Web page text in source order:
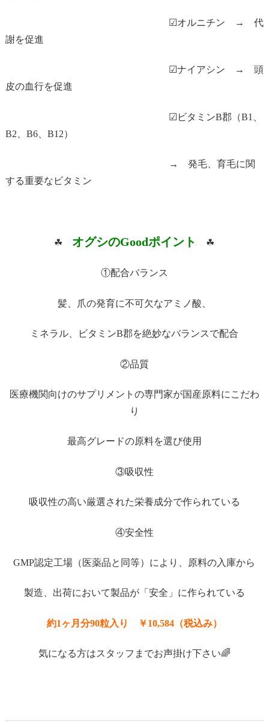
☑オルニチン → 代
謝を促進
☑ナイアシン → 頭
皮の血行を促進
☑ビタミンB郡（B1、
B2、B6、B12）
→ 発毛、育毛に関
する重要なビタミン
☘ オグシのGoodポイント ☘
①配合バランス
髪、爪の発育に不可欠なアミノ酸、
ミネラル、ビタミンB郡を絶妙なバランスで配合
②品質
医療機関向けのサプリメントの専門家が国産原料にこだわ
り
最高グレードの原料を選び使用
③吸収性
吸収性の高い厳選された栄養成分で作られている
④安全性
GMP認定工場（医薬品と同等）により、原料の入庫から
製造、出荷において製品が「安全」に作られている
約1ヶ月分90粒入り ￥10,584（税込み）
気になる方はスタッフまでお声掛け下さい🌈